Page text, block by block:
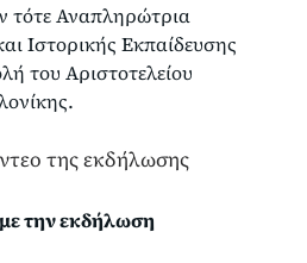
Αναπληρώτρια
Ιστορικής Εκπαίδευσης
του Αριστοτελείου
της εκδήλωσης
την εκδήλωση